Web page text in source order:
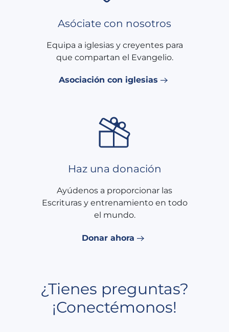
Asóciate con nosotros
Equipa a iglesias y creyentes para
que compartan el Evangelio.
Asociación con iglesias
Haz una donación
Ayúdenos a proporcionar las
Escrituras y entrenamiento en todo
el mundo.
Donar ahora
¿Tienes preguntas?
¡Conectémonos!